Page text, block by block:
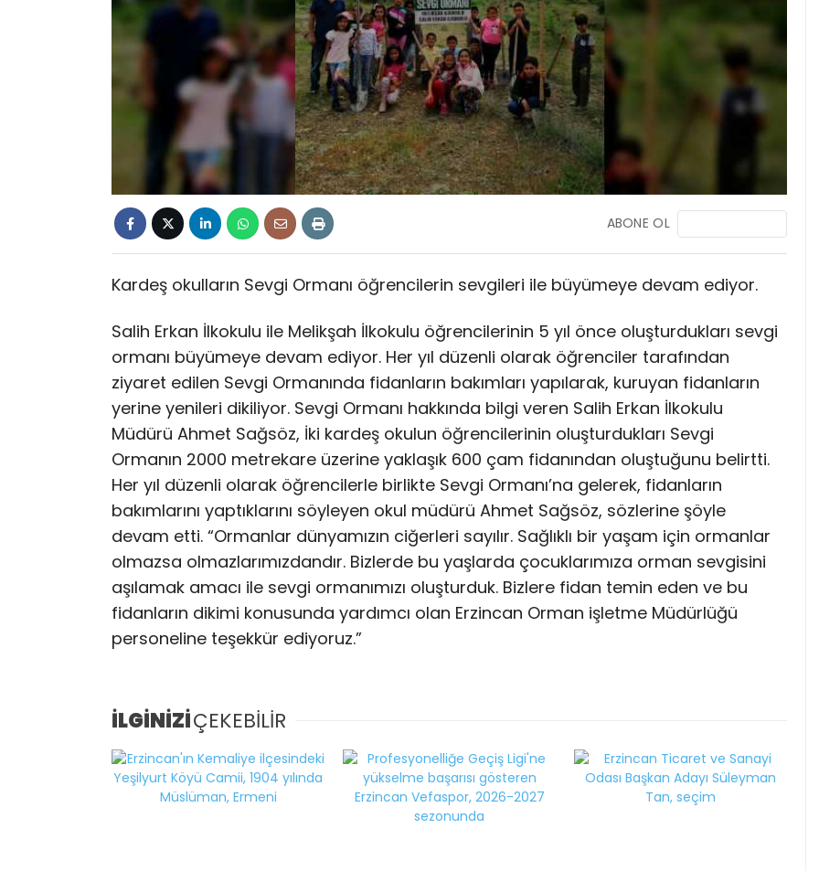
ABONE OL
Kardeş okulların Sevgi Ormanı öğrencilerin sevgileri ile büyümeye devam ediyor.
Salih Erkan İlkokulu ile Melikşah İlkokulu öğrencilerinin 5 yıl önce oluşturdukları sevgi
ormanı büyümeye devam ediyor. Her yıl düzenli olarak öğrenciler tarafından
ziyaret edilen Sevgi Ormanında fidanların bakımları yapılarak, kuruyan fidanların
yerine yenileri dikiliyor. Sevgi Ormanı hakkında bilgi veren Salih Erkan İlkokulu
Müdürü Ahmet Sağsöz, İki kardeş okulun öğrencilerinin oluşturdukları Sevgi
Ormanın 2000 metrekare üzerine yaklaşık 600 çam fidanından oluştuğunu belirtti.
Her yıl düzenli olarak öğrencilerle birlikte Sevgi Ormanı’na gelerek, fidanların
bakımlarını yaptıklarını söyleyen okul müdürü Ahmet Sağsöz, sözlerine şöyle
devam etti. “Ormanlar dünyamızın ciğerleri sayılır. Sağlıklı bir yaşam için ormanlar
olmazsa olmazlarımızdandır. Bizlerde bu yaşlarda çocuklarımıza orman sevgisini
aşılamak amacı ile sevgi ormanımızı oluşturduk. Bizlere fidan temin eden ve bu
fidanların dikimi konusunda yardımcı olan Erzincan Orman işletme Müdürlüğü
personeline teşekkür ediyoruz.”
İLGİNİZİÇEKEBİLİR